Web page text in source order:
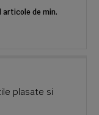
de min.
plasate si